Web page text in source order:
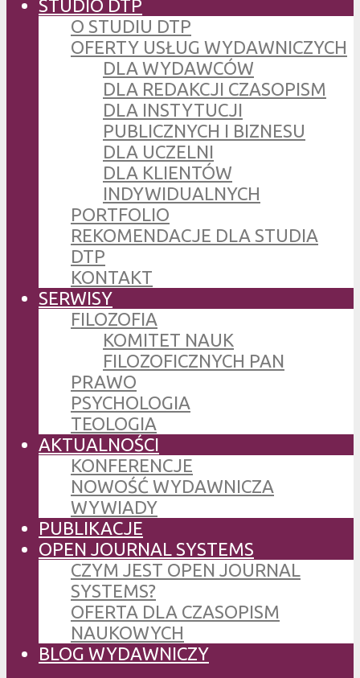
STUDIO DTP
O STUDIU DTP
OFERTY USŁUG WYDAWNICZYCH
DLA WYDAWCÓW
DLA REDAKCJI CZASOPISM
DLA INSTYTUCJI
PUBLICZNYCH I BIZNESU
DLA UCZELNI
DLA KLIENTÓW
INDYWIDUALNYCH
PORTFOLIO
REKOMENDACJE DLA STUDIA
DTP
KONTAKT
SERWISY
FILOZOFIA
KOMITET NAUK
FILOZOFICZNYCH PAN
PRAWO
PSYCHOLOGIA
TEOLOGIA
AKTUALNOŚCI
KONFERENCJE
NOWOŚĆ WYDAWNICZA
WYWIADY
PUBLIKACJE
OPEN JOURNAL SYSTEMS
CZYM JEST OPEN JOURNAL
SYSTEMS?
OFERTA DLA CZASOPISM
NAUKOWYCH
BLOG WYDAWNICZY